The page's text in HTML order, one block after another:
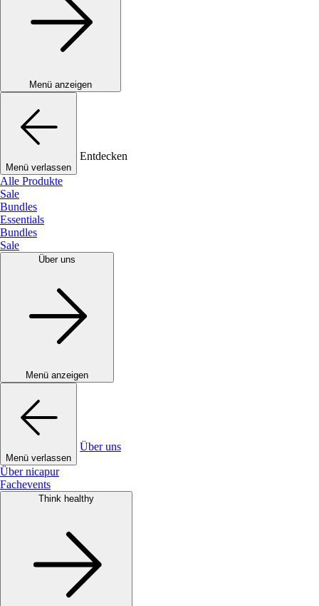
Menü anzeigen
Menü verlassen
Entdecken
Alle Produkte
Sale
Bundles
Essentials
Bundles
Sale
Über uns
Menü anzeigen
Menü verlassen
Über uns
Über nicapur
Fachevents
Think healthy